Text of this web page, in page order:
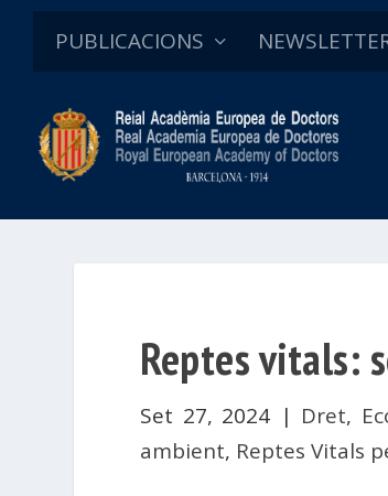
PUBLICACIONS
Reptes vitals:
Set 27, 2024 | Dret,
ambient, Reptes Vitals